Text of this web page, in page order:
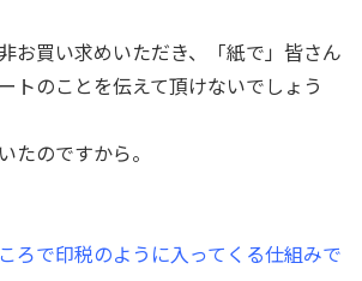
お買い求めいただき、「紙で」皆さん
トのことを伝えて頂けないでしょう
たのですから。
ろで印税のように入ってくる仕組みで